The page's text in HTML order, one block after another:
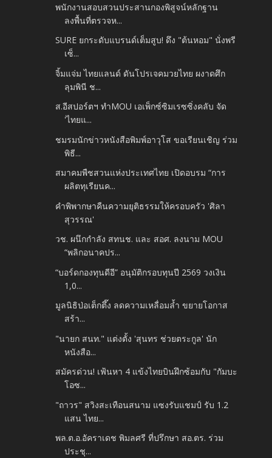
พนักงานสอบสวนประสานกองพิสูจน์หลักฐาน
ลงพื้นที่ตรวจห...
SURE ยกระดับแบรนด์เต็มสูบ! ดึง "ต้นหอม" นั่งพรี
เซ็...
จิ้มแจ่ม ไทยแลนด์ ดันโปรเจคมวยไทย ผงาดศึก
ลุมพินี ช...
ส.อีสปอร์ตฯ ทำMOU เอเพ็กซ์ซิมเรซซิ่งคลับ จัด
'ไทยแ...
ชมรมนักข่าวหนังสือพิมพ์อาวุโส ขอเรียนเชิญ ร่วม
พิธี...
สมาคมพืชสวนแห่งประเทศไทย เปิดอบรม “การ
ผลิตทุเรียนค...
คำพิพากษาคืนความยุติธรรมให้ครอบครัว 'ศิลา
สุวรรณ'
วช. ผนึกกำลัง สทนช. และ สอศ. ลงนาม MOU
“พลิกอนาคปร...
“บอร์ดกองทุนดีอี” อนุมัติกรอบทุนปี 2569 วงเงิน
1,0...
มูลนิธิป่อเต็กตึ๊ง ลดความเหลื่อมล้ำ ขยายโอกาส
สร้า...
"นายก สนท." แต่งตั้ง 'สุนทร ช่วยตระกูล' นัก
หนังสือ...
สมัครด่วน! เฟ้นหา 4 แข้งไทยบินฝึกซ้อมกับ "กัมบะ
โอซ...
"ถาวร" สวิงสะเทือนสนาม แซงรับแชมป์ รับ 1.2
แสน ไทย...
พล.ต.อ.อัคราเดช พิมลศรี ที่ปรึกษา สอ.ตร. ร่วม
ประชุ...